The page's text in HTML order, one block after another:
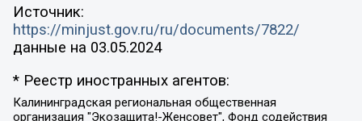
Источник:
https://minjust.gov.ru/ru/documents/7822/
данные на 03.05.2024
* Реестр иностранных агентов:
Калининградская региональная общественная организация "Экозащита!-Женсовет", Фонд содействия защите прав и свобод граждан "Общественный вердикт", Фонд "Институт Развития Свободы Информации", Частное учреждение "Информационное агентство МЕМО. РУ", Региональная общественная организация "Общественная комиссия по сохранению наследия академика Сахарова", Фонд поддержки свободы прессы, Санкт-Петербургская общественная правозащитная организация "Гражданский контроль", Межрегиональная общественная организация "Информационно-просветительский центр "Мемориал", Региональный Фонд "Центр Защиты Прав Средств Массовой Информации", с 05.12.2023 Фонд "Центр Защиты Прав Средств массовой информации", Региональная общественная благотворительная организация помощи беженцам и мигрантам "Гражданское содействие", Негосударственное образовательное учреждение дополнительного профессионального образования (повышение квалификации) специалистов "АКАДЕМИЯ ПО ПРАВАМ ЧЕЛОВЕКА", Свердловская региональная общественная организация "Сутяжник", Автономная некоммерческая организация "Центр независимых социологических исследований", Союз общественных объединений "Российский исследовательский центр по правам человека", Региональное общественное учреждение научно-информационный центр "МЕМОРИАЛ", Некоммерческая организация "Фонд защиты гласности", Автономная некоммерческая организация "Институт прав человека", Городская общественная организация "Екатеринбургское общество "МЕМОРИАЛ", Городская общественная организация "Рязанское историко-просветительское и правозащитное общество "Мемориал" (Рязанский Мемориал), Челябинский региональный орган общественной самодеятельности – женское общественное объединение "Женщины Евразии", Челябинский региональный орган общественной самодеятельности "Уральская правозащитная группа", Фонд содействия защите здоровья и социальной справедливости имени Андрея Рылькова, Автономная Некоммерческая Организация "Аналитический Центр Юрия Левады", Автономная некоммерческая организация социальной поддержки населения "Проект Апрель", Региональная общественная организация помощи женщинам и детям, находящимся в кризисной ситуации "Информационно-методический центр "Анна", Фонд содействия развитию массовых коммуникаций и правовому просвещению "Так-так-Так", Фонд содействия устойчивому развитию "Серебряная тайга", Свердловский региональный общественный фонд социальных проектов "Новое время", "Idel.Реалии", Кавказ.Реалии, Крым.Реалии, Телеканал Настоящее Время, Татаро-башкирская служба Радио Свобода (Azatliq Radiosi), Радио Свободная Европа/Радио Свобода (PCE/PC), "Сибирь.Реалии", "Фактограф", Благотворительный фонд помощи осужденным и их семьям, Автономная некоммерческая организация "Институт глобализации и социальных движений", Фонд "В защиту прав заключенных", Частное учреждение "Центр поддержки и содействия развитию средств массовой информации", Пензенский региональный общественный благотворительный фонд "Гражданский союз", "Север.Реалии", Некоммерческая организация Фонд "Правовая инициатива", Общество с ограниченной ответственностью "Радио Свободная Европа/Радио Свобода", Чешское информационное агентство "MEDIUM-ORIENT", Красноярская региональная общественная организация "Мы против СПИДа", Камалягин Денис Николаевич, Маркелов Сергей Евгеньевич, Пономарев Лев Александрович, Савицкая Людмила Алексеевна, Автономная некоммерческая организация "Центр по работе с проблемой насилия "НАСИЛИЮ.НЕТ", Межрегиональный профессиональный союз работников здравоохранения "Альянс врачей", Юридическое лицо, зарегистрированное в Латвийской Республике, SIA "Medusa Project" (регистрационный номер 40103797863, дата регистрации 10.06.2014), Некоммерческая организация "Фонд по борьбе с коррупцией", Автономная некоммерческая организация "Институт права и публичной политики", Баданин Роман Сергеевич, Гликин Максим Александрович, Железнова Мария Михайловна, Лукьянова Юлия Сергеевна, Маетная Елизавета Витальевна, Маняхин Петр Борисович, Чуракова Ольга Владимировна, Ярош Юлия Петровна, Юридическое лицо "The Insider SIA", зарегистрированное в Риге, Латвийская Республика (дата регистрации 26.06.2015), являющееся администратором доменного имени интернет-издания "The Insider SIA", https://theins.ru, Постернак Алексей Евгеньевич, Рубин Михаил Аркадьевич, Анин Роман Александрович, Юридическое лицо Istories fonds, зарегистрированное в Латвийской Республике (регистрационный номер 50008295751, дата регистрации 24.02.2020), Великовский Дмитрий Александрович, Долинина Ирина Николаевна, Мароховская Алеся Алексеевна, Шлейнов Роман Юрьевич, Шмагун Олеся Валентиновна, Общество с ограниченной ответственностью "Альтаир 2021", Общество с ограниченной ответственностью "Вега 2021", Общество с ограниченной ответственностью "Главный редактор 2021", Общество с ограниченной ответственностью "Ромашки монолит", Важенков Артем Валерьевич, Ивановская областная общественная организация "Центр гендерных исследований", Гурман Юрий Альбертович, Медиапроект "ОВД-Инфо", Егоров Владимир Владимирович, Жилинский Владимир Александрович, Общество с ограниченной ответственностью "ЗП", Иванова София Юрьевна, Карезина Инна Павловна, Кильтау Екатерина Викторовна, Петров Алексей Викторович, Пискунов Сергей Евгеньевич, Смирнов Сергей Сергеевич, Тихонов Михаил Сергеевич, Общество с ограниченной ответственностью "ЖУРНАЛИСТ-ИНОСТРАННЫЙ АГЕНТ", Арапова Галина Юрьевна, Вольтская Татьяна Анатольевна, Американская компания "Mason G.E.S. Anonymous Foundation" (США), являющаяся владельцем интернет-издания https://mnews.world/, Компания "Stichting Bellingcat", зарегистрированная в Нидерландах (дата регистрации 11.07.2018), Захаров Андрей Вячеславович, Клепиковская Екатерина Дмитриевна, Общество с ограниченной ответственностью "МЕМО", Перл Роман Александрович, Симонов Евгений Алексеевич, Соловьева Елена Анатольевна, Сотников Даниил Владимирович, Сурначева Елизавета Дмитриевна, Автономная некоммерческая организация по защите прав человека и информированию населения "Якутия – Наше Мнение", Общество с ограниченной ответственностью "Москоу диджитал медиа", с 26.01.2023 Общество с ограниченной ответственностью "Чайка Белые сады", Ветошкина Валерия Валерьевна, Заговора Максим Александрович, Межрегиональное общественное движение "Российская ЛГБТ - сеть", Оленичев Максим Владимирович, Павлов Иван Юрьевич, Скворцова Елена Сергеевна, Общество с ограниченной ответственностью "Как бы инагент", Кочетков Игорь Викторович, Общество с ограниченной ответственностью "Честные выборы", Еланчик Олег Александрович, Общество с ограниченной ответственностью "Нобелевский призыв", Гималова Регина Эмилевна, Григорьев Андрей Валерьевич, Григорьева Алина Александровна, Ассоциация по содействию защите прав призывников, альтернативнослужащих и военнослужащих "Правозащитная группа "Гражданин.Армия.Право", Хисамова Регина Фаритовна, Автономная некоммерческая организация по реализации социально-правовых программ "Лилит", Дальневосточное общественное движение "Маяк", Санкт-Петербургская ЛГБТ-инициативная группа "Выход", Инициативная группа ЛГБТ+ "Реверс", Алексеев Андрей Викторович, Бекбулатова Таисия Львовна, Беляев Иван Михайлович, Владыкина Елена Сергеевна, Гельман Марат Александрович, Никульшина Вероника Юрьевна, Толоконникова Надежда Андреевна, Шендерович Виктор Анатольевич, Общество с ограниченной ответственностью "Данное сообщение", Общество с ограниченной ответственностью Издательский дом "Новая глава", Айнбиндер Александра Александровна, Московский комьюнити-центр для ЛГБТ+инициатив, Благотворительный фонд развития филантропии, Deutsche Welle (Германия, Kurt-Schumacher-Strasse 3, 53113 Bonn), Борзунова Мария Михайловна, Воробьев Виктор Викторович, Голубева Анна Львовна, Константинова Алла Михайловна, Малкова Ирина Владимировна, Мурадов Мурад Абдулгалимович, Осетинская Елизавета Николаевна, Понасенков Евгений Николаевич, Ганапольский Матвей Юрьевич, Киселев Евгений Алексеевич, Борухович Ирина Григорьевна, Дремин Иван Тимофеевич, Дубровский Дмитрий Викторович, Красноярская региональная общественная организация поддержки и развития альтернативных образовательных технологий и межкультурных коммуникаций "ИНТЕРРА", Маяковская Екатерина Алексеевна, Фейгин Марк Захарович, Филимонов Андрей Викторович, Дзугкоева Регина Николаевна, Доброхотов Роман Александрович, Дудь Юрий Александрович, Елкин Сергей Владимирович, Кругликов Кирилл Игоревич, Сабунаева Мария Леонидовна, Семенов Алексей Владимирович, Шаинян Карен Багратович, Шульман Екатерина Михайловна, Асафьев Артур Валерьевич, Вахштайн Виктор Семенович, Венедиктов Алексей Алексеевич, Лушникова Екатерина Евгеньевна, Волков Леонид Михайлович, Невзоров Александр Глебович, Пархоменко Сергей Борисович, Сироткин Ярослав Николаевич, Кара-Мурза Владимир Владимирович, Баранова Наталья Владимировна, Гозман Леонид Яковлевич, Кагарлицкий Борис Юльевич, Климарев Михаил Валерьевич, Милов Владимир Станиславович, Автономная некоммерческая организация Краснодарский центр современного искусства "Типография", Моргенштерн Алишер Тагирович, Соболь Любовь Эдуардовна, Общество с ограниченной ответственностью "ЛИЗА НОРМ", Каспаров Гарри Кимович, Ходорковский Михаил Борисович, Общество с ограниченной ответственностью "Апрельские тезисы", Данилович Ирина Брониславовна, Кашин Олег Владимирович, Петров Николай Владимирович, Пивоваров Алексей Владимирович, Соколов Михаил Владимирович, Цветкова Юлия Владимировна, Чичваркин Евгений Александрович, Комитет против пыток/Команда против пыток, Общество с ограниченной ответственностью "Первый научный", Общество с ограниченной ответственностью "Вертолет и ко", Белоцерковская Вероника Борисовна, Кац Максим Евгеньевич, Лазарева Татьяна Юрьевна, Шаведдинов Руслан Табризович, Яшин Илья Валерьевич, Общество с ограниченной ответственностью "Иноагент ААВ", Алешковский Дмитрий Петрович, Альбац Евгения Марковна, Быков Дмитрий Львович, Галямина Юлия Евгеньевна, Лойко Сергей Леонидович, Мартынов Кирилл Константинович, Медведев Сергей Александрович, Крашенинников Федор Геннадиевич, Гордеева Катерина Вл